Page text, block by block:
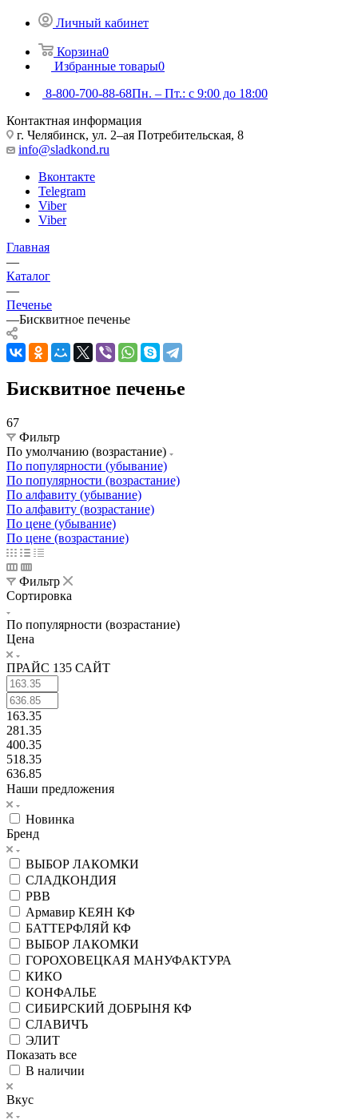
Личный кабинет
Корзина0
Избранные товары0
8-800-700-88-68Пн. – Пт.: с 9:00 до 18:00
Контактная информация
г. Челябинск, ул. 2–ая Потребительская, 8
info@sladkond.ru
Вконтакте
Telegram
Viber
Viber
Главная
—
Каталог
—
Печенье
—Бисквитное печенье
Бисквитное печенье
67
Фильтр
По умолчанию (возрастание)
По популярности (убывание)
По популярности (возрастание)
По алфавиту (убывание)
По алфавиту (возрастание)
По цене (убывание)
По цене (возрастание)
Фильтр
Сортировка
По популярности (возрастание)
Цена
ПРАЙС 135 САЙТ
163.35
281.35
400.35
518.35
636.85
Наши предложения
Новинка
Бренд
ВЫБОР ЛАКОМКИ
СЛАДКОНДИЯ
РВВ
Армавир КЕЯН КФ
БАТТЕРФЛЯЙ КФ
ВЫБОР ЛАКОМКИ
ГОРОХОВЕЦКАЯ МАНУФАКТУРА
КИКО
КОНФАЛЬЕ
СИБИРСКИЙ ДОБРЫНЯ КФ
СЛАВИЧЪ
ЭЛИТ
Показать все
В наличии
Вкус